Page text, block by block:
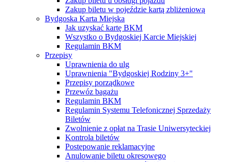
Zakup biletu w pojeździe kartą zbliżeniową
Bydgoska Karta Miejska
Jak uzyskać kartę BKM
Wszystko o Bydgoskiej Karcie Miejskiej
Regulamin BKM
Przepisy
Uprawnienia do ulg
Uprawnienia "Bydgoskiej Rodziny 3+"
Przepisy porządkowe
Przewóz bagażu
Regulamin BKM
Regulamin Systemu Telefonicznej Sprzedaży
Biletów
Zwolnienie z opłat na Trasie Uniwersyteckiej
Kontrola biletów
Postępowanie reklamacyjne
Anulowanie biletu okresowego